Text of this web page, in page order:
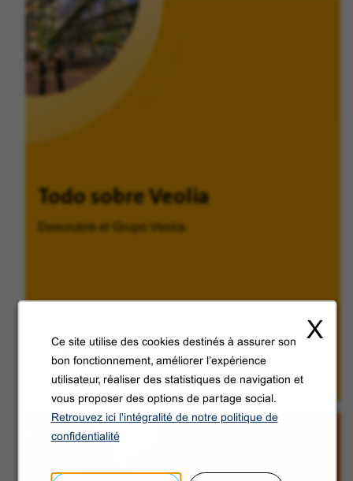
X
Ce site utilise des cookies destinés à assurer son
bon fonctionnement, améliorer l’expérience
utilisateur, réaliser des statistiques de navigation et
vous proposer des options de partage social.
Retrouvez ici l'intégralité de notre politique de
confidentialité
Todo sobre Veolia
Descrubre el Grupo Veolia.
Descubrir